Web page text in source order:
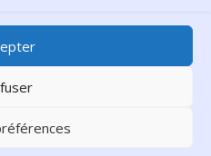
municipale de
Boulevard Vivier-Merle